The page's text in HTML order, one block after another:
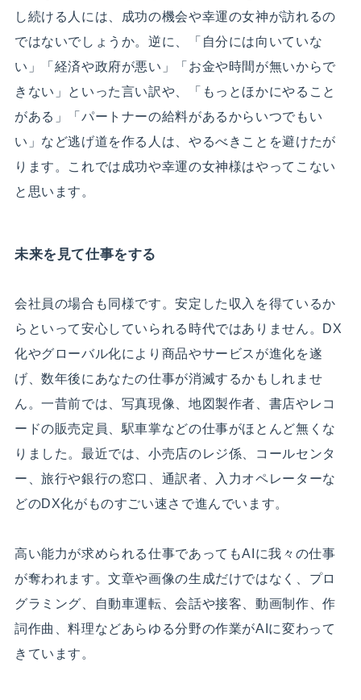
し続ける人には、成功の機会や幸運の女神が訪れるの
ではないでしょうか。逆に、「自分には向いていな
い」「経済や政府が悪い」「お金や時間が無いからで
きない」といった言い訳や、「もっとほかにやること
がある」「パートナーの給料があるからいつでもい
い」など逃げ道を作る人は、やるべきことを避けたが
ります。これでは成功や幸運の女神様はやってこない
と思います。
未来を見て仕事をする
会社員の場合も同様です。安定した収入を得ているか
らといって安心していられる時代ではありません。DX
化やグローバル化により商品やサービスが進化を遂
げ、数年後にあなたの仕事が消滅するかもしれませ
ん。一昔前では、写真現像、地図製作者、書店やレコ
ードの販売定員、駅車掌などの仕事がほとんど無くな
りました。最近では、小売店のレジ係、コールセンタ
ー、旅行や銀行の窓口、通訳者、入力オペレーターな
どのDX化がものすごい速さで進んでいます。
高い能力が求められる仕事であってもAIに我々の仕事
が奪われます。文章や画像の生成だけではなく、プロ
グラミング、自動車運転、会話や接客、動画制作、作
詞作曲、料理などあらゆる分野の作業がAIに変わって
きています。